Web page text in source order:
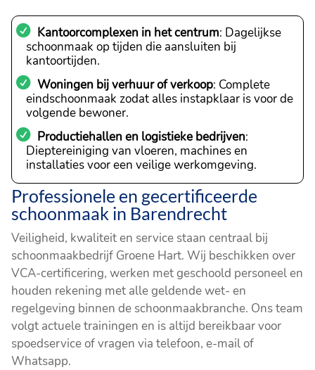
Kantoorcomplexen in het centrum: Dagelijkse
schoonmaak op tijden die aansluiten bij
kantoortijden.
Woningen bij verhuur of verkoop: Complete
eindschoonmaak zodat alles instapklaar is voor de
volgende bewoner.
Productiehallen en logistieke bedrijven:
Dieptereiniging van vloeren, machines en
installaties voor een veilige werkomgeving.
Professionele en gecertificeerde
schoonmaak in Barendrecht
Veiligheid, kwaliteit en service staan centraal bij
schoonmaakbedrijf Groene Hart. Wij beschikken over
VCA-certificering, werken met geschoold personeel en
houden rekening met alle geldende wet- en
regelgeving binnen de schoonmaakbranche. Ons team
volgt actuele trainingen en is altijd bereikbaar voor
spoedservice of vragen via telefoon, e-mail of
Whatsapp.